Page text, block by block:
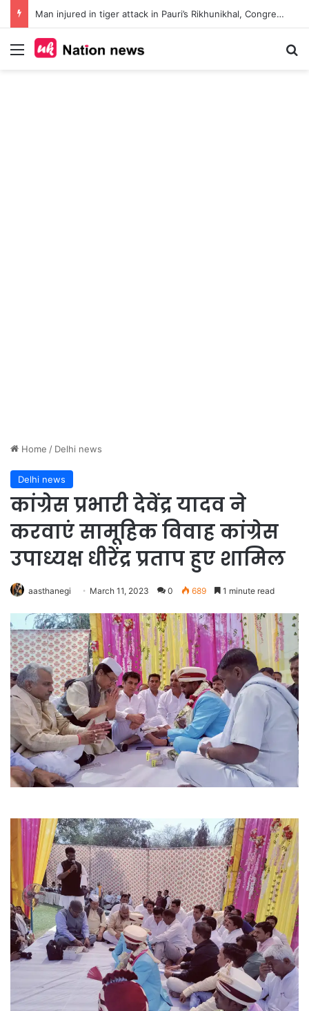
Man injured in tiger attack in Pauri’s Rikhunikhal, Congress demands urgent steps to curb rising man-animal conflict
Menu
Home / Delhi news
Delhi news
कांग्रेस प्रभारी देवेंद्र यादव ने
करवाएं सामूहिक विवाह कांग्रेस
उपाध्यक्ष धीरेंद्र प्रताप हुए शामिल
aasthanegi March 11, 2023 0 689 1 minute read